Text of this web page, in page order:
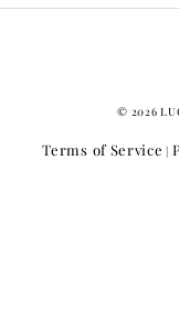
© 2026
Terms of Service |